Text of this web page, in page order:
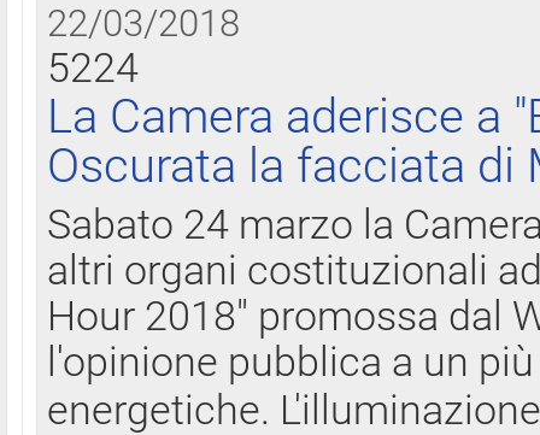
22/03/2018
5224
La Camera aderisce a
Oscurata la facciata di
Sabato 24 marzo la
altri organi costituzionali
Hour 2018" promossa dal
l'opinione pubblica a un
energetiche.